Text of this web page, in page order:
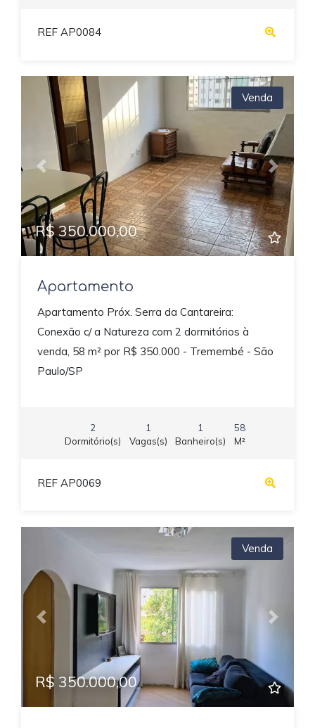
REF AP0084
Previous Next
Venda
R$ 350.000,00
Apartamento
Apartamento Próx. Serra da Cantareira:
Conexão c/ a Natureza com 2 dormitórios à
venda, 58 m² por R$ 350.000 - Tremembé - São
Paulo/SP
2
Dormitório(s)
1
Vagas(s)
1
Banheiro(s)
58
M²
REF AP0069
Previous Next
Venda
R$ 350.000,00